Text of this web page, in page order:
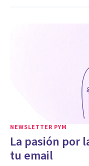
NEWSLETTER PYM
La pasión por
tu email